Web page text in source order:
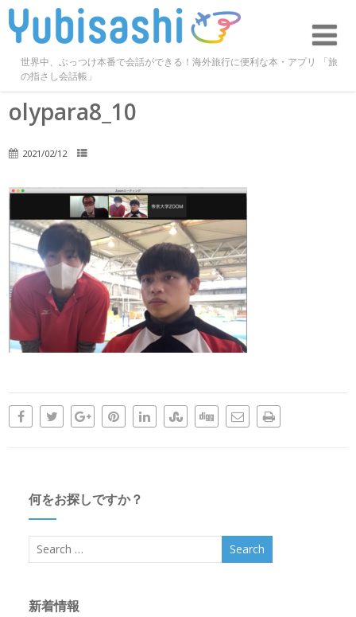
世界中、ぶっつけ本番で会話ができる！海外旅行に便利な本・アプリ 「旅
の指さし会話帳」
olypara8_10
2021/02/12
何をお探しですか？
新着情報